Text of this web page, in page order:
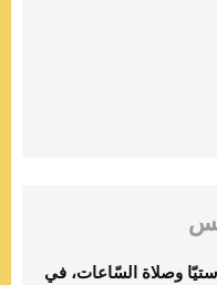
وصلاة السّاعات، في